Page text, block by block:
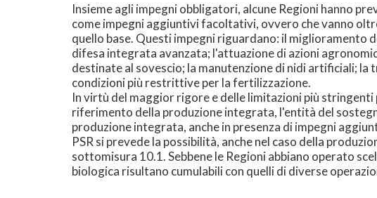
Insieme agli impegni obbligatori, alcune Regioni hanno
come impegni aggiuntivi facoltativi, ovvero che vanno
quello base. Questi impegni riguardano: il miglioramento
difesa integrata avanzata; l'attuazione di azioni
destinate al sovescio; la manutenzione di nidi artificiali;
condizioni più restrittive per la fertilizzazione.
In virtù del maggior rigore e delle limitazioni più
riferimento della produzione integrata, l'entità del
produzione integrata, anche in presenza di impegni
PSR si prevede la possibilità, anche nel caso della
sottomisura 10.1. Sebbene le Regioni abbiano operato
biologica risultano cumulabili con quelli di diverse